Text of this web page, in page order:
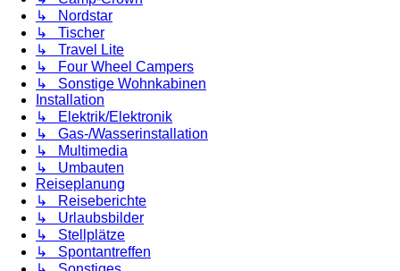
↳ Nordstar
↳ Tischer
↳ Travel Lite
↳ Four Wheel Campers
↳ Sonstige Wohnkabinen
Installation
↳ Elektrik/Elektronik
↳ Gas-/Wasserinstallation
↳ Multimedia
↳ Umbauten
Reiseplanung
↳ Reiseberichte
↳ Urlaubsbilder
↳ Stellplätze
↳ Spontantreffen